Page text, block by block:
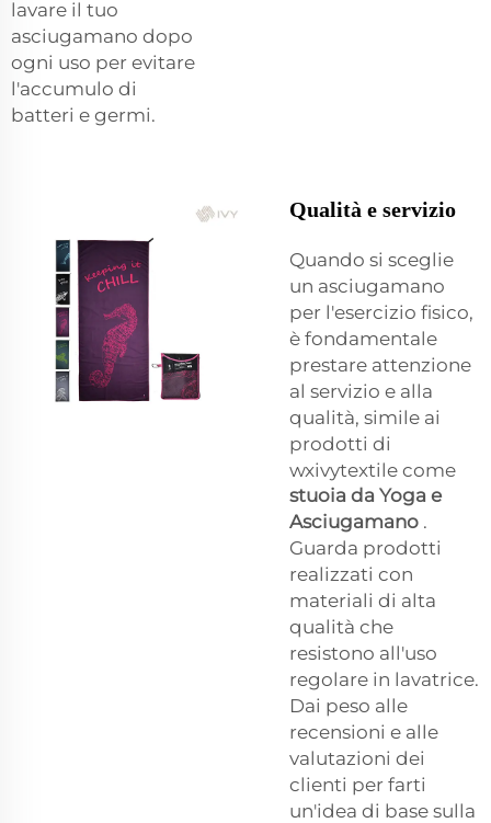
lavare il tuo
asciugamano dopo
ogni uso per evitare
l'accumulo di
batteri e germi.
Qualità e servizio
Quando si sceglie
un asciugamano
per l'esercizio fisico,
è fondamentale
prestare attenzione
al servizio e alla
qualità, simile ai
prodotti di
wxivytextile come
stuoia da Yoga e
Asciugamano .
Guarda prodotti
realizzati con
materiali di alta
qualità che
resistono all'uso
regolare in lavatrice.
Dai peso alle
recensioni e alle
valutazioni dei
clienti per farti
un'idea di base sulla